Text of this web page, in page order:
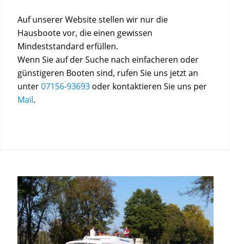
Auf unserer Website stellen wir nur die
Hausboote vor, die einen gewissen
Mindeststandard erfüllen.
Wenn Sie auf der Suche nach einfacheren oder
günstigeren Booten sind, rufen Sie uns jetzt an
unter07156-93693oder kontaktieren Sie uns per
Mail.